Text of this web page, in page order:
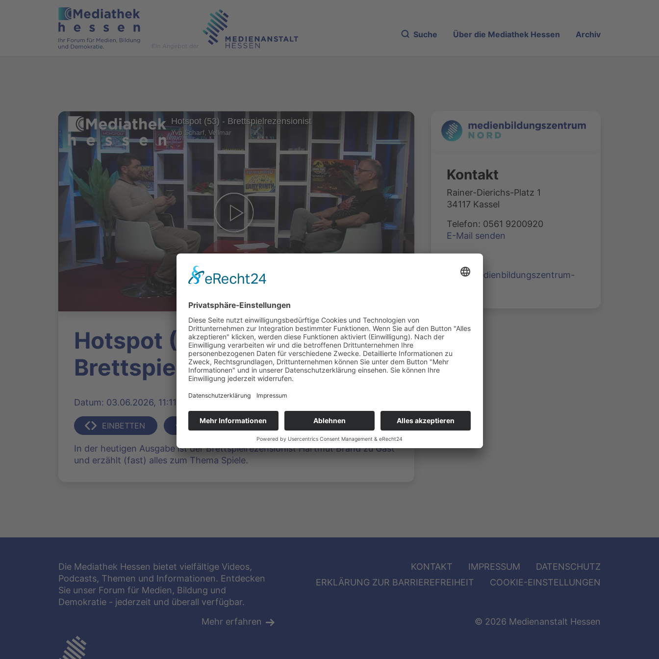
Suche Über die Mediathek Hessen Archiv
Hotspot (53) - Brettspielrezensionist
Yvo Scharf, Vellmar
Hotspot (53) -
Brettspielrezensionist
Datum: 03.06.2026, 11:11 Uhr | Produziert: Yvo Scharf, Vellmar | 993 Klicks
EINBETTEN TEILEN
In der heutigen Ausgabe ist der Brettspielrezensionist Hartmut Brand zu Gast
und erzählt (fast) alles zum Thema Spiele.
Kontakt
Rainer-Dierichs-Platz 1
34117 Kassel
Telefon: 0561 9200920
E-Mail senden
www.medienbildungszentrum-
Die Mediathek Hessen bietet vielfältige Videos,
Podcasts, Themen und Informationen. Entdecken
Sie unser Forum für Medien, Bildung und
Demokratie - jederzeit und überall verfügbar.
Mehr erfahren
KONTAKT IMPRESSUM
DATENSCHUTZ
ERKLÄRUNG ZUR BARRIEREFREIHEIT
COOKIE-EINSTELLUNGEN
© 2026 Medienanstalt Hessen